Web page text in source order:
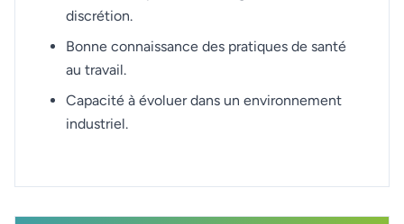
discrétion.
Bonne connaissance des pratiques de santé
au travail.
Capacité à évoluer dans un environnement
industriel.